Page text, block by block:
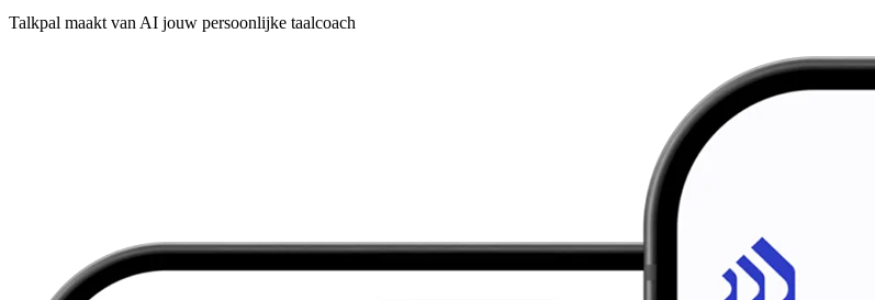
Talkpal maakt van AI jouw persoonlijke taalcoach